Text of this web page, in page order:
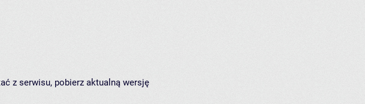
z serwisu, pobierz aktualną wersję